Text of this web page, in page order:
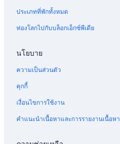
โ
ร
ก
ส
ธ
ม
เ
น
ประเภทที่พักทั้งหมด
ท่องโลกไปกับบล็อกเอ็กซ์พีเดีย
นโยบาย
ความเป็นส่วนตัว
คุกกี้
เงื่อนไขการใช้งาน
คำแนะนำเนื้อหาและการรายงานเนื้อหา